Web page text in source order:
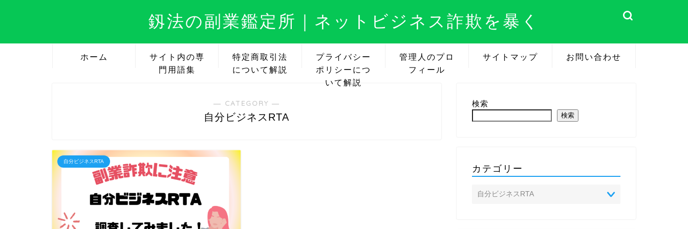
釼法の副業鑑定所｜ネットビジネス詐欺を暴く
ホーム
サイト内の専
門用語集
特定商取引法
について解説
プライバシー
ポリシーにつ
いて解説
管理人のプロ
フィール
サイトマップ お問い合わせ
― CATEGORY ―
自分ビジネスRTA
自分ビジネスRTA
検索
検索
カテゴリー